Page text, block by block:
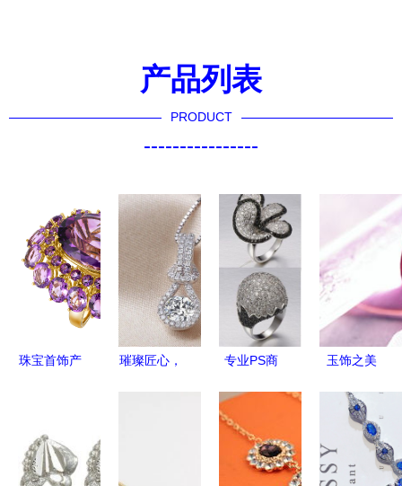
产品列表
PRODUCT
----------------
珠宝首饰产
完美融合
璀璨匠心，
专业PS商
能珠宝玉
饰，雕琢视
觉臻品
玉饰之美
0148图库
看东方韵味
与生活美学